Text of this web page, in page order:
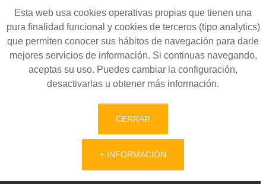
Esta web usa cookies operativas propias que tienen una
pura finalidad funcional y cookies de terceros (tipo analytics)
que permiten conocer sus hábitos de navegación para darle
mejores servicios de información. Si continuas navegando,
aceptas su uso. Puedes cambiar la configuración,
desactivarlas u obtener más información.
CERRAR
+ INFORMACIÓN